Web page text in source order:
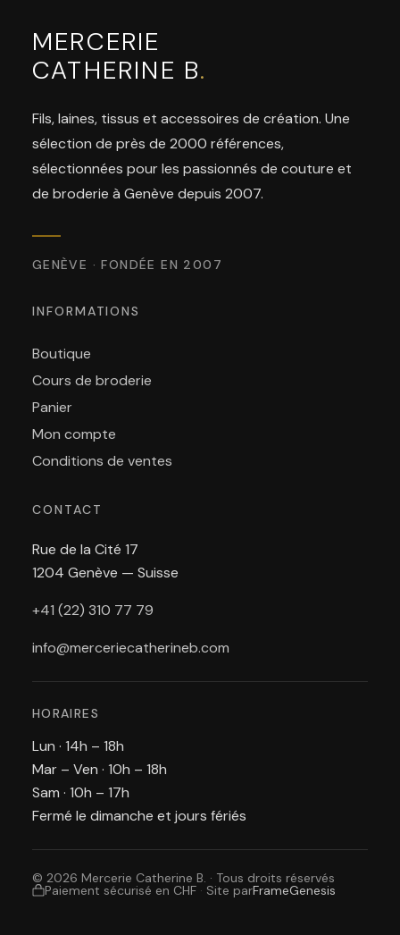
MERCERIE
CATHERINE B.
Fils, laines, tissus et accessoires de création. Une
sélection de près de 2000 références,
sélectionnées pour les passionnés de couture et
de broderie à Genève depuis 2007.
GENÈVE · FONDÉE EN 2007
INFORMATIONS
Boutique
Cours de broderie
Panier
Mon compte
Conditions de ventes
CONTACT
Rue de la Cité 17
1204 Genève — Suisse
+41 (22) 310 77 79
info@merceriecatherineb.com
HORAIRES
Lun · 14h – 18h
Mar – Ven · 10h – 18h
Sam · 10h – 17h
Fermé le dimanche et jours fériés
© 2026 Mercerie Catherine B. · Tous droits réservés
Paiement sécurisé en CHF · Site parFrameGenesis